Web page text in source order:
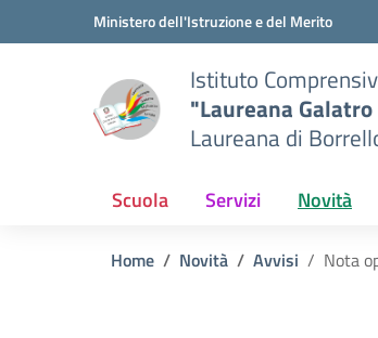
Vai ai contenuti
Vai al menu di navigazioneMinistero dell'Istruzione e del Merito
Istituto
"Laureana
Laureana di
Scuola Servizi Novità
Home Novità Avvisi Nota